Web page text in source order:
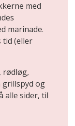
med
marinade.
tid (eller
rødløg,
grillspyd og
alle sider, til